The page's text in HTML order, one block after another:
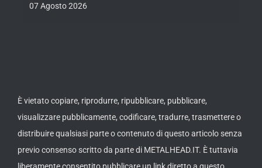
07 Agosto 2026
È vietato copiare, riprodurre, ripubblicare, pubblicare,
visualizzare pubblicamente, codificare, tradurre, trasmettere o
distribuire qualsiasi parte o contenuto di questo articolo senza
previo consenso scritto da parte di METALHEAD.IT. È tuttavia